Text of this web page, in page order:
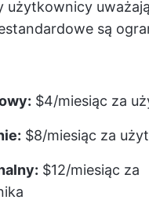
użytkownicy
są
$4/miesiąc za
$8/miesiąc za
$12/miesiąc za